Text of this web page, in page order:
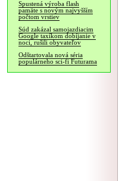
Spustená výroba flash
pamäte s novým najvyšším
počtom vrstiev
Súd zakázal samojazdiacim
Google taxíkom dobíjanie v
noci, rušili obyvateľov
Odštartovala nová séria
populárneho sci-fi Futurama